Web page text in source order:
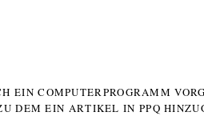
EIN COMPUTERPROGRAMM
DEM EIN ARTIKEL IN PPQ